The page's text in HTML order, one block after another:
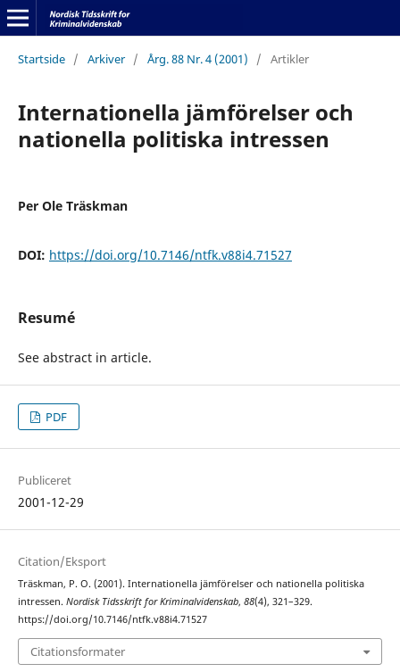
Startside / Arkiver / Årg. 88 Nr. 4 (2001) / Artikler
Internationella jämförelser och
nationella politiska intressen
Per Ole Träskman
DOI: https://doi.org/10.7146/ntfk.v88i4.71527
Resumé
See abstract in article.
PDF
Publiceret
2001-12-29
Citation/Eksport
Träskman, P. O. (2001). Internationella jämförelser och nationella politiska
intressen. Nordisk Tidsskrift for Kriminalvidenskab, 88(4), 321–329.
https://doi.org/10.7146/ntfk.v88i4.71527
Citationsformater